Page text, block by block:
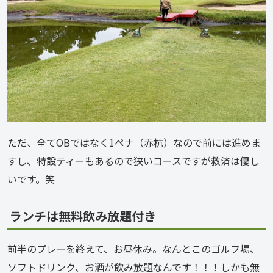
ただ、全てOBではなく1ペナ（赤杭）なので前には進めま
すし、特設ティーもあるので狭いコースですが救済は優し
いです。笑
ランチは無料飲み放題付き
前半のプレーを終えて、お昼休み。なんとこのゴルフ場、
ソフトドリンク、お酒が飲み放題なんです！！！しかも無